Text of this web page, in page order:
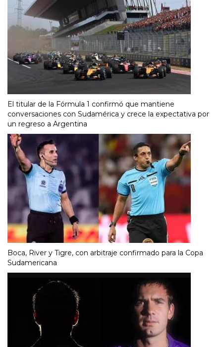
El titular de la Fórmula 1 confirmó que mantiene
conversaciones con Sudamérica y crece la expectativa por
un regreso a Argentina
Boca, River y Tigre, con arbitraje confirmado para la Copa
Sudamericana